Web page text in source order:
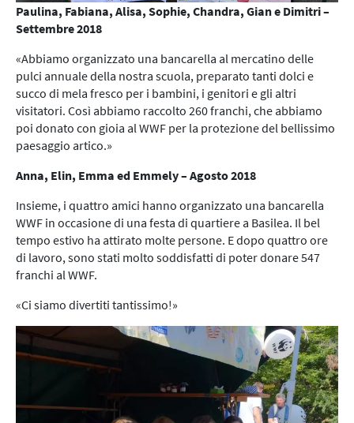
Paulina, Fabiana, Alisa, Sophie, Chandra, Gian e Dimitri–
Settembre 2018
«Abbiamo organizzato una bancarella al mercatino delle
pulci annuale della nostra scuola, preparato tanti dolci e
succo di mela fresco per i bambini, i genitori e gli altri
visitatori. Così abbiamo raccolto 260 franchi, che abbiamo
poi donato con gioia al WWF per la protezione del bellissimo
paesaggio artico.»
Anna, Elin, Emma ed Emmely – Agosto 2018
Insieme, i quattro amici hanno organizzato una bancarella
WWF in occasione di una festa di quartiere a Basilea. Il bel
tempo estivo ha attirato molte persone. E dopo quattro ore
di lavoro, sono stati molto soddisfatti di poter donare 547
franchi al WWF.
«Ci siamo divertiti tantissimo!»